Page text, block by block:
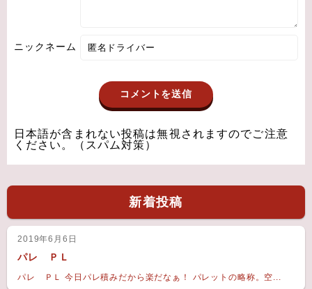
ニックネーム
日本語が含まれない投稿は無視されますのでご注意
ください。（スパム対策）
新着投稿
2019年6月6日
パレ ＰＬ
パレ ＰＬ 今日パレ積みだから楽だなぁ！ パレットの略称。空...